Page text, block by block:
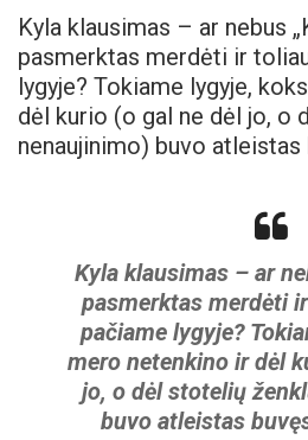
Kyla klausimas – ar nebus
pasmerktas merdėti ir
lygyje? Tokiame lygyje,
dėl kurio (o gal ne dėl jo, o
nenaujinimo) buvo
Kyla klausimas – ar
pasmerktas merdėti
pačiame lygyje?
mero netenkino ir dėl
jo, o dėl stotelių
buvo atleistas